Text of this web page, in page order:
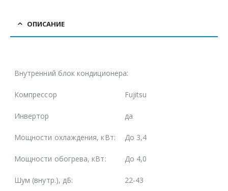
ОПИСАНИЕ
Внутренний блок кондиционера:
Компрессор Fujitsu
Инвертор да
Мощности охлаждения, кВт: До 3,4
Мощности обогрева, кВт: До 4,0
Шум (внутр.), дБ: 22-43